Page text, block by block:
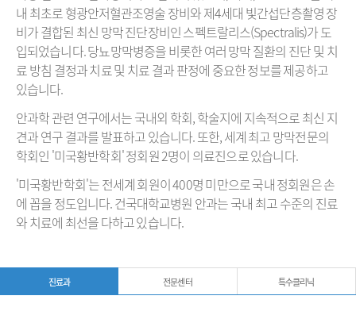
내 최초로형광안저혈관조영술장비와제4세대 빛간섭단층촬영장
비가결합된 최신 망막진단장비인스펙트랄리스(Spectralis)가도
입되었습니다.당뇨망막병증을비롯한여러망막질환의 진단및 치
료방침 결정과치료및 치료결과판정에 중요한정보를제공하고
있습니다.
안과학관련 연구에서는국내외 학회,학술지에 지속적으로최신 지
견과연구결과를발표하고있습니다.또한,세계최고망막전문의
학회인 '미국황반학회'정회원2명이 의료진으로있습니다.
'미국황반학회'는전세계회원이400명미만으로국내정회원은손
에 꼽을정도입니다.건국대학교병원 안과는국내 최고수준의 진료
와치료에 최선을다하고있습니다.
진료과 전문센터 특수클리닉